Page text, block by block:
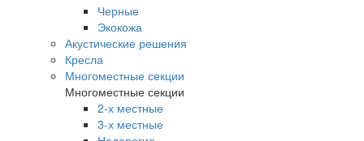
Черные
Экокожа
Акустические решения
Кресла
Многоместные секции
Многоместные секции
2-х местные
3-х местные